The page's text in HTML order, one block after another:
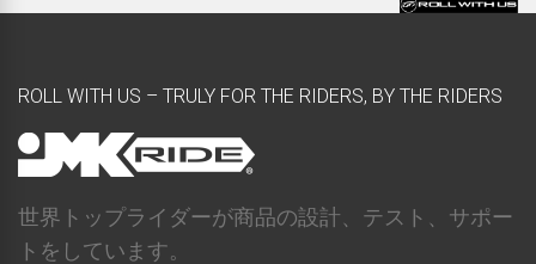
ROLL WITH US – TRULY FOR THE RIDERS, BY THE RIDERS
世界トップライダーが商品の設計、テスト、サポー
トをしています。